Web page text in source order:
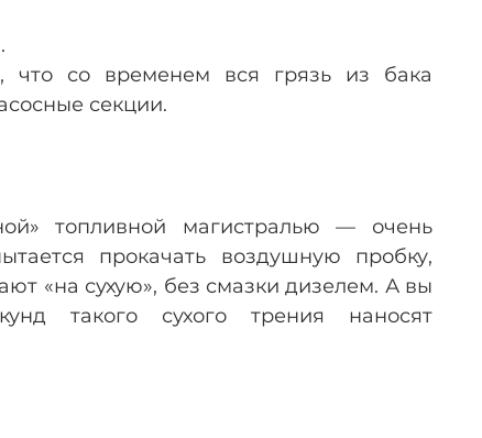
что со временем вся грязь из бака
секции.
топливной магистралью — очень
прокачать воздушную пробку,
«на сухую», без смазки дизелем. А вы
такого сухого трения наносят